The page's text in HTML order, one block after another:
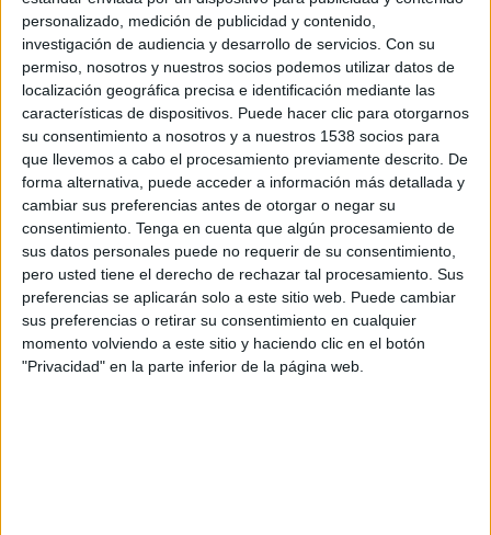
personalizado, medición de publicidad y contenido,
investigación de audiencia y desarrollo de servicios. Con su
permiso, nosotros y nuestros socios podemos utilizar datos de
localización geográfica precisa e identificación mediante las
características de dispositivos. Puede hacer clic para otorgarnos
su consentimiento a nosotros y a nuestros 1538 socios para
que llevemos a cabo el procesamiento previamente descrito. De
forma alternativa, puede acceder a información más detallada y
cambiar sus preferencias antes de otorgar o negar su
consentimiento. Tenga en cuenta que algún procesamiento de
sus datos personales puede no requerir de su consentimiento,
pero usted tiene el derecho de rechazar tal procesamiento. Sus
preferencias se aplicarán solo a este sitio web. Puede cambiar
sus preferencias o retirar su consentimiento en cualquier
momento volviendo a este sitio y haciendo clic en el botón
"Privacidad" en la parte inferior de la página web.
sencilla: porque es el tiempo estimado en el que el cerebro permanece atento y
receptivo al 100%.
Al congreso asistirán entre otros Eduardo Punset
elsercreativo.com
IMPRIMIR
TWEET
SHARE